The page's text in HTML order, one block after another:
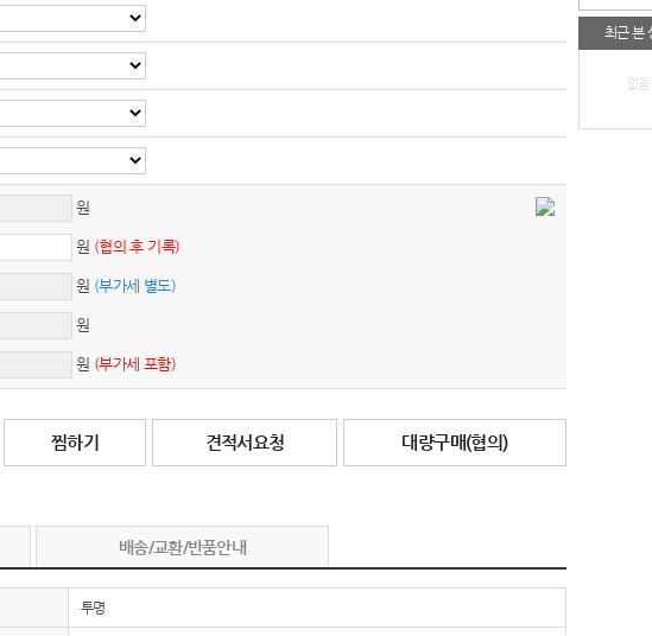
최근 본
없음
원
원 (협의 후 기록)
원 (부가세 별도)
원
원 (부가세 포함)
찜하기 견적서요청 대량구매(협의)
배송/교환/반품안내
투명